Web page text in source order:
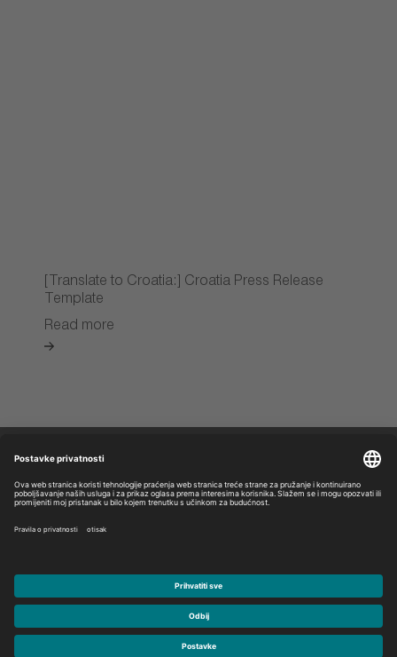
[Translate to Croatia:] Croatia Press Release
Template
Read more
Saznajte više
Pravne napomene